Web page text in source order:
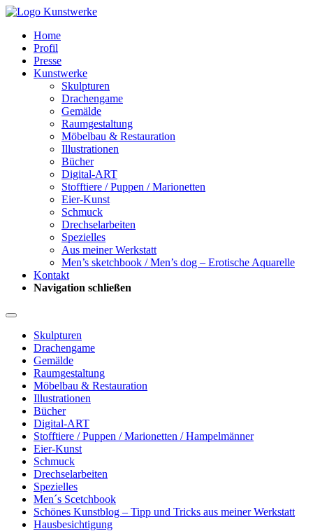
Home
Profil
Presse
Kunstwerke
Skulpturen
Drachengame
Gemälde
Raumgestaltung
Möbelbau & Restauration
Illustrationen
Bücher
Digital-ART
Stofftiere / Puppen / Marionetten
Eier-Kunst
Schmuck
Drechselarbeiten
Spezielles
Aus meiner Werkstatt
Men’s sketchbook / Men’s dog – Erotische Aquarelle
Kontakt
Navigation schließen
Skulpturen
Drachengame
Gemälde
Raumgestaltung
Möbelbau & Restauration
Illustrationen
Bücher
Digital-ART
Stofftiere / Puppen / Marionetten / Hampelmänner
Eier-Kunst
Schmuck
Drechselarbeiten
Spezielles
Men´s Scetchbook
Schönes Kunstblog – Tipp und Tricks aus meiner Werkstatt
Hausbesichtigung